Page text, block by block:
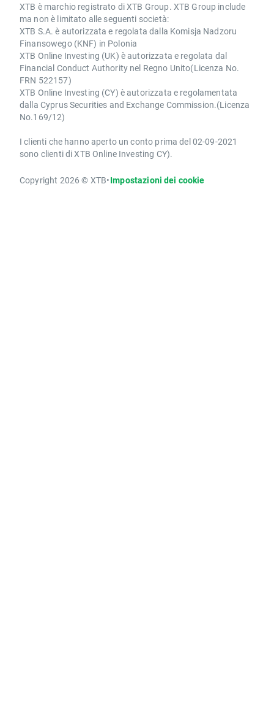
XTB è marchio registrato di XTB Group. XTB Group include
ma non è limitato alle seguenti società:
XTB S.A. è autorizzata e regolata dalla Komisja Nadzoru
Finansowego (KNF) in Polonia
XTB Online Investing (UK) è autorizzata e regolata dal
Financial Conduct Authority nel Regno Unito(Licenza No.
FRN 522157)
XTB Online Investing (CY) è autorizzata e regolamentata
dalla Cyprus Securities and Exchange Commission.(Licenza
No.169/12)
I clienti che hanno aperto un conto prima del 02-09-2021
sono clienti di XTB Online Investing CY).
Copyright 2026 © XTB•Impostazioni dei cookie